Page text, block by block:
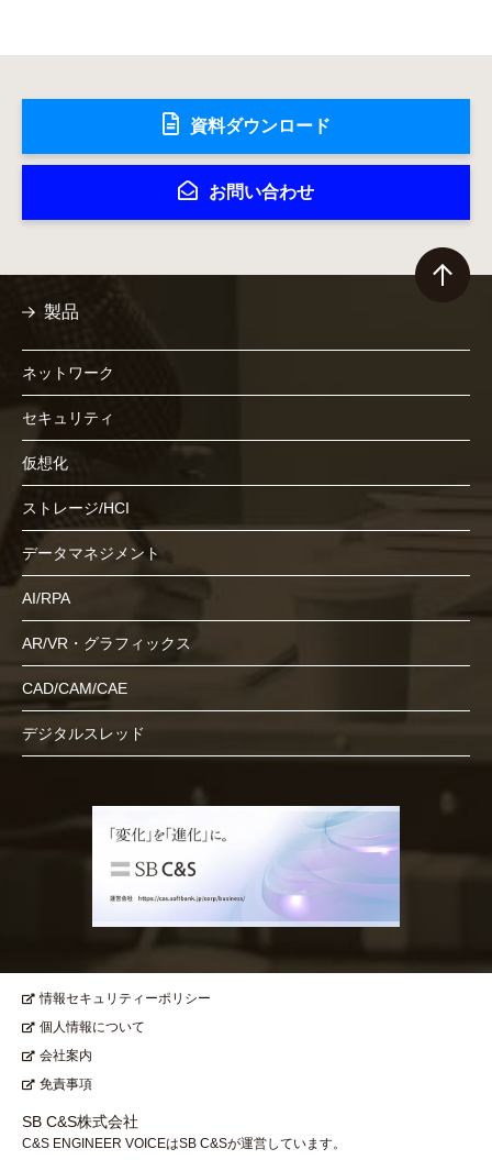
資料ダウンロード
お問い合わせ
製品
ネットワーク
セキュリティ
仮想化
ストレージ/HCI
データマネジメント
AI/RPA
AR/VR・グラフィックス
CAD/CAM/CAE
デジタルスレッド
情報セキュリティーポリシー
個人情報について
会社案内
免責事項
SB C&S株式会社
C&S ENGINEER VOICEはSB C&Sが運営しています。